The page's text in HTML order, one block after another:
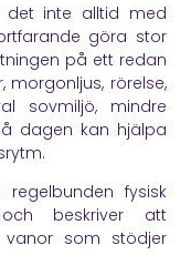
det inte alltid med
göra stor
på ett redan
morgonljus, rörelse,
sovmiljö, mindre
dagen kan hjälpa
fysisk
beskriver att
som stödjer